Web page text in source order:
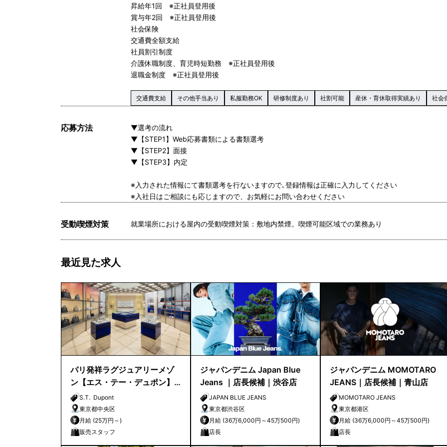
昇給年1回 ※正社員登用後
賞与年2回 ※正社員登用後
社会保険
交通費全額支給
社員割引制度
介護休職制度、育児時短勤務 ※正社員登用後
退職金制度 ※正社員登用後
交通費支給 その他手当あり 私服勤務OK 研修制度あり 社割可能 産休・育休取得実績あり 社会
応募方法
▼選考の流れ
▼【STEP1】Web応募書類による書類選考
▼【STEP2】面接
▼【STEP3】内定
※入力された情報にて書類選考を行ないますので､登録情報は正確に入力してください
※入社日はご相談にも応じますので、お気軽にお問い合わせください
受動喫煙対策 就業場所における屋内の受動喫煙対策：敷地内禁煙。喫煙可能区域での業務あり
最近見た求人
パリ発祥ラグジュアリーメゾ
ン【エス・テー・デュポン】
銀座路面店 販売スタッフ募集
｜
S.T. Dupont
東京都中央区
月給 (25万円～)
販売スタッフ
ジャパンデニム Japan Blue
Jeans ｜店長候補｜渋谷店
JAPAN BLUE JEANS
東京都渋谷区
月給 (36万6,000円～45万500円)
店長
ジャパンデニム MOMOTARO
JEANS｜店長候補｜青山店
MOMOTARO JEANS
東京都港区
月給 (36万6,000円～45万500円)
店長